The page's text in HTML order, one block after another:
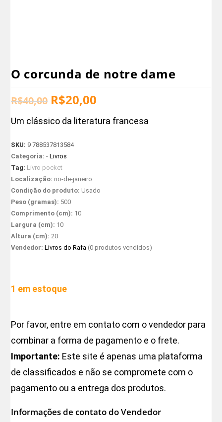
O corcunda de notre dame
R$40,00 R$20,00
Um clássico da literatura francesa
SKU: 9 788537813584
Categoria:-Livros
Tag: Livro pocket
Localização: rio-de-janeiro
Condição do produto: Usado
Peso (gramas): 500
Comprimento (cm): 10
Largura (cm): 10
Altura (cm): 20
Vendedor:Livros do Rafa (0 produtos vendidos)
1 em estoque
Por favor, entre em contato com o vendedor para
combinar a forma de pagamento e o frete.
Importante: Este site é apenas uma plataforma
de classificados e não se compromete com o
pagamento ou a entrega dos produtos.
Informações de contato do Vendedor